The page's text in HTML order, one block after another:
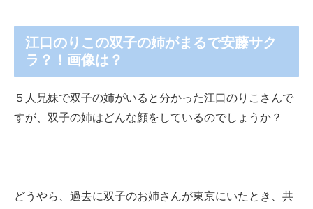
江口のりこの双子の姉がまるで安藤サク
ラ？！画像は？
５人兄妹で双子の姉がいると分かった江口のりこさんで
すが、双子の姉はどんな顔をしているのでしょうか？
どうやら、過去に双子のお姉さんが東京にいたとき、共